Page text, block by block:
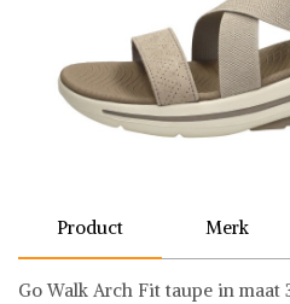
Product Merk
Go Walk Arch Fit taupe in maat